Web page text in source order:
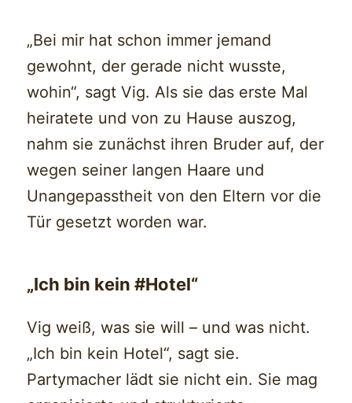
„Bei mir hat schon immer jemand
gewohnt, der gerade nicht wusste,
wohin“, sagt Vig. Als sie das erste Mal
heiratete und von zu Hause auszog,
nahm sie zunächst ihren Bruder auf, der
wegen seiner langen Haare und
Unangepasstheit von den Eltern vor die
Tür gesetzt worden war.
„Ich bin kein #Hotel“
Vig weiß, was sie will – und was nicht.
„Ich bin kein Hotel“, sagt sie.
Partymacher lädt sie nicht ein. Sie mag